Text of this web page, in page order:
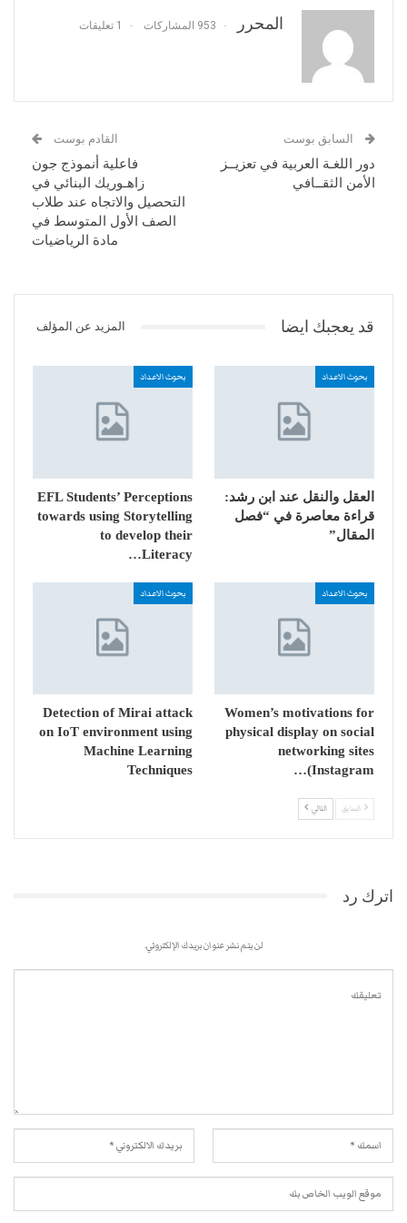
المحرر 953 المشاركات 1 تعليقات
السابق بوست
دور اللغـة العربية في تعزيــز
الأمن الثقــافي
القادم بوست
فاعلية أنموذج جون
زاهـوريك البنائي في
التحصيل والاتجاه عند طلاب
الصف الأول المتوسط في
مادة الرياضيات
قد يعجبك ايضا المزيد عن المؤلف
بحوث الاعداد
العقل والنقل عند ابن رشد:
قراءة معاصرة في “فصل
المقال”
بحوث الاعداد
EFL Students’ Perceptions
towards using Storytelling
to develop their
Literacy…
بحوث الاعداد
Women’s motivations for
physical display on social
networking sites
(Instagram…
بحوث الاعداد
Detection of Mirai attack
on IoT environment using
Machine Learning
Techniques
السابق التالي
اترك رد
لن يتم نشر عنوان بريدك الإلكتروني.